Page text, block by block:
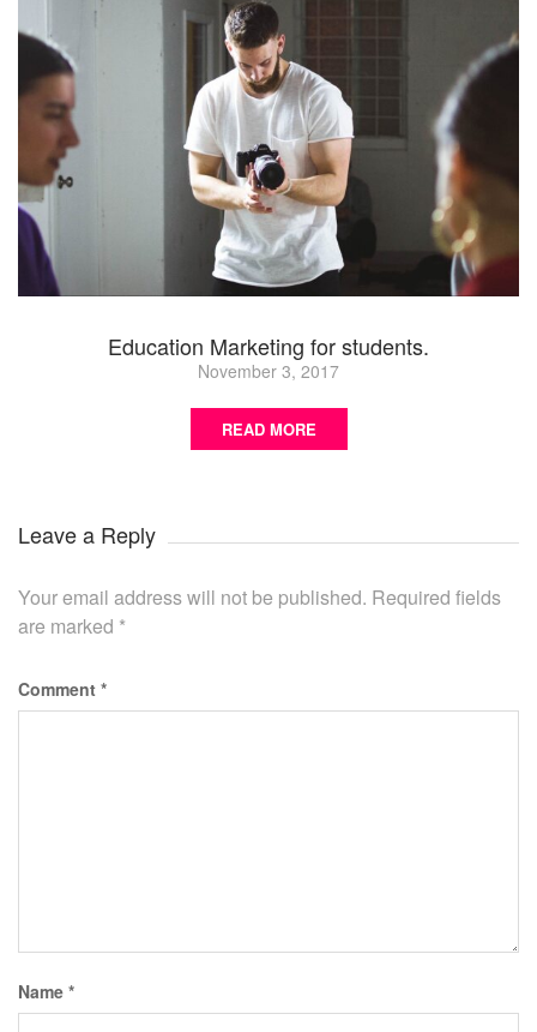
Education Marketing for students.
November 3, 2017
READ MORE
Leave a Reply
Your email address will not be published. Required fields
are marked *
Comment *
Name *